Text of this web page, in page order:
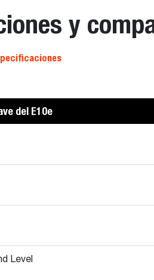
y
del E10e
Level